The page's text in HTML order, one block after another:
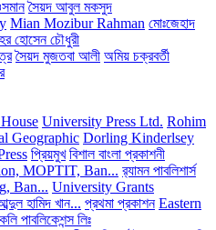
সৈয়দ আবুল মকসুদ
Mian Mozibur Rahman মোঃজেহাদ
হোসেন চৌধুরী
সৈয়দ মুজতবা আলী অমিয় চক্রবর্তী
University Press Ltd. Rohim
Geographic Dorling Kinderlsey
প্রিয়মুখ বিশাল বাংলা প্রকাশনী
MOPTIT, Ban... র‍্যামন পাবলিশার্স
Ban... University Grants
হামিদ খান... প্রথমা প্রকাশন Eastern
পাবলিকেশন্স লিঃ